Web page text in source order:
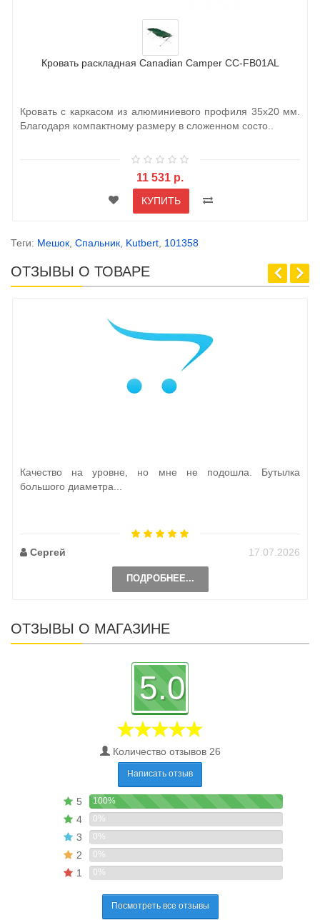
Кровать раскладная Canadian Camper CC-FB01AL
Кровать с каркасом из алюминиевого профиля 35х20 мм.
Благодаря компактному размеру в сложенном состо..
11 531 р.
КУПИТЬ
Теги: Мешок Спальник Kutbert 101358
ОТЗЫВЫ О ТОВАРЕ
Качество на уровне, но мне не подошла. Бутылка
большого диаметра...
Сергей 17.07.2026
ПОДРОБНЕЕ...
ОТЗЫВЫ О МАГАЗИНЕ
5.0
Количество отзывов 26
Написать отзыв
5 100%
4 0%
3 0%
2 0%
1 0%
Посмотреть все отзывы